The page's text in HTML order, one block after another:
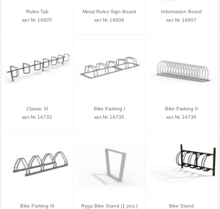
Rules Tab
кат.№ 14605
Metal Rules Sign Board
кат.№ 14606
Information Board
кат.№ 14607
Classic III
кат.№ 14732
Bike Parking I
кат.№ 14735
Bike Parking II
кат.№ 14736
Bike Parking III Ryga Bike Stand (1 pcs.) Bike Stand